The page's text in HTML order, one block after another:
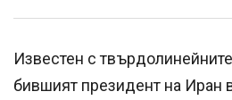
Известен с
бившият президент на Иран